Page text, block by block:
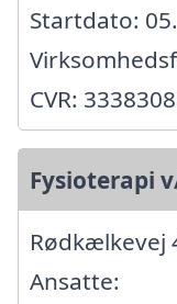
Startdato:
CVR:
Fysioterapi
Rødkælkevej
Ansatte: